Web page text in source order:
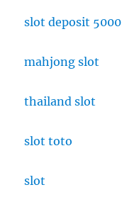
slot deposit 5000
mahjong slot
thailand slot
slot toto
slot